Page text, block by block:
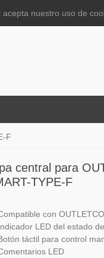
F
central para
TYPE-F
con
LED del estado
táctil para control
LED
nuestro uso de